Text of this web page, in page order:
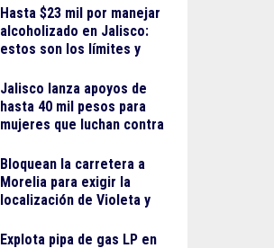
escolar
Hasta $23 mil por manejar
alcoholizado en Jalisco:
estos son los límites y
Jalisco lanza apoyos de
hasta 40 mil pesos para
mujeres que luchan contra
Bloquean la carretera a
Morelia para exigir la
localización de Violeta y
Explota pipa de gas LP en